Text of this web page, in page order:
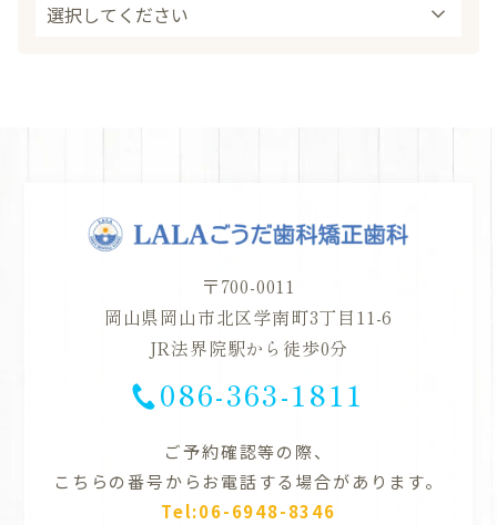
〒700-0011
岡山県岡山市北区学南町3丁目11-6
JR法界院駅から徒歩0分
086-363-1811
ご予約確認等の際、
こちらの番号からお電話する場合があります。
Tel:06-6948-8346